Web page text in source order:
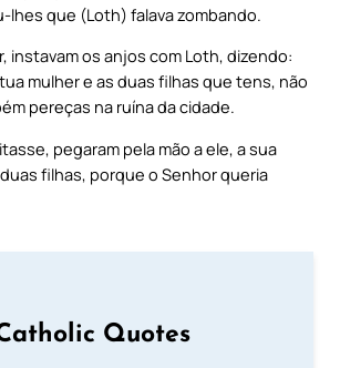
lhes que (Loth) falava zombando.
instavam os anjos com Loth, dizendo:
mulher e as duas filhas que tens, não
pereças na ruína da cidade.
pegaram pela mão a ele, a sua
filhas, porque o Senhor queria
Quotes